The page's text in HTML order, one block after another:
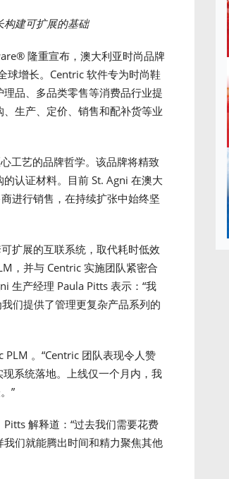
构建可扩展的基础
® 隆重宣布，澳大利亚时尚品牌
球增长。Centric 软件专为时尚鞋
品、多品类零售等消费品行业提
生产、定价、销售和配补货等业
工艺的品牌哲学。该品牌将精致
认证材料。目前 St. Agni 在澳大
进行销售，在持续扩张中始终坚
扩展的互联系统，取代耗时低效
，并与 Centric 实施团队紧密合
生产经理 Paula Pitts 表示：“我
们提供了管理更复杂产品系列的
。“Centric 团队表现令人赞
系统落地。上线仅一个月内，我
”
解释道：“过去我们需要花费
们就能腾出时间和精力聚焦其他